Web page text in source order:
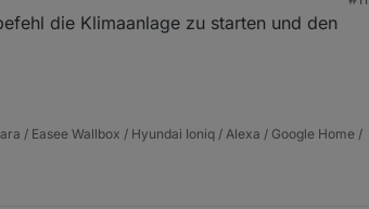
werden.
die Klimaanlage zu starten und den
/ Easee Wallbox / Hyundai Ioniq / Alexa / Google Home /